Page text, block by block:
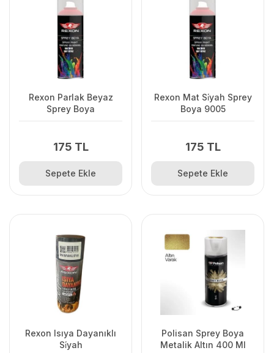
Rexon Parlak Beyaz
Sprey Boya
175 TL
Sepete Ekle
Rexon Mat Si̇yah Sprey
Boya 9005
175 TL
Sepete Ekle
Rexon Isıya Dayanıklı
Si̇yah
Polisan Sprey Boya
Metalik Altın 400 Ml